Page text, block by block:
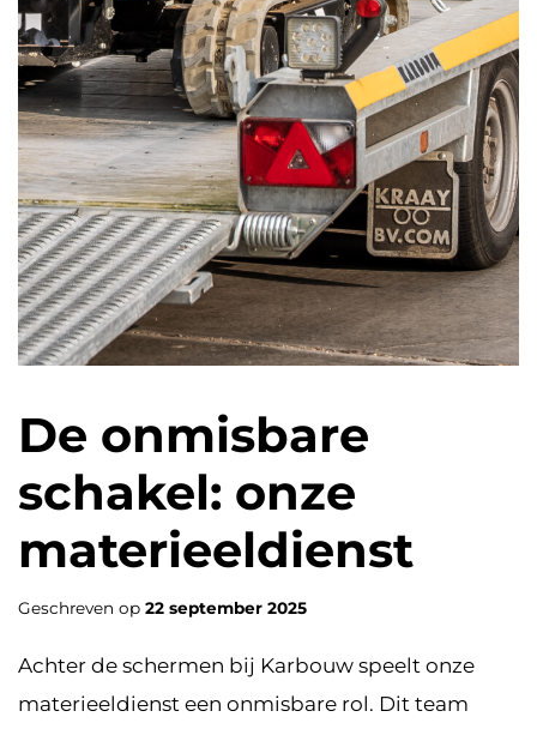
De onmisbare
schakel: onze
materieeldienst
Geschreven op 22 september 2025
Achter de schermen bij Karbouw speelt onze
materieeldienst een onmisbare rol. Dit team